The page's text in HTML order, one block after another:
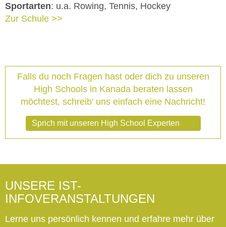
Sportarten: u.a. Rowing, Tennis, Hockey
Zur Schule >>
Falls du noch Fragen hast oder dich zu unseren
High Schools in Kanada beraten lassen
möchtest, schreib' uns einfach eine Nachricht!
Sprich mit unseren High School Experten
UNSERE IST-
INFOVERANSTALTUNGEN
Lerne uns persönlich kennen und erfahre mehr über